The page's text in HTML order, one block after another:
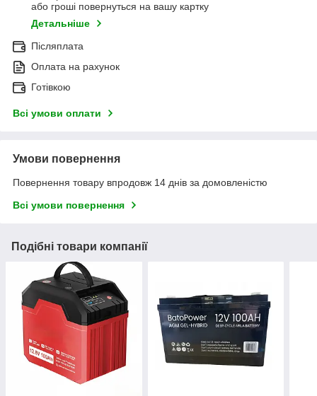
або гроші повернуться на вашу картку
Детальніше
Післяплата
Оплата на рахунок
Готівкою
Всі умови оплати
Умови повернення
Повернення товару впродовж 14 днів за домовленістю
Всі умови повернення
Подібні товари компанії